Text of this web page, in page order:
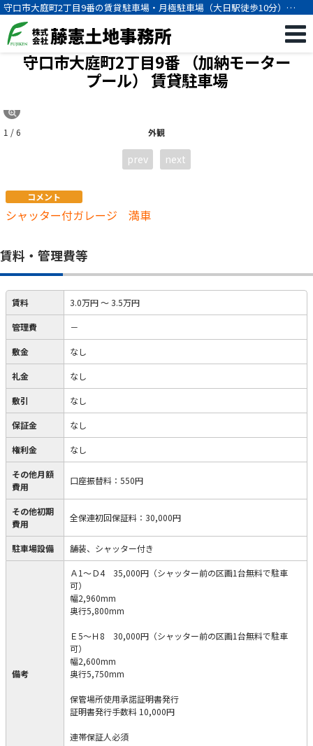
守口市大庭町2丁目9番の賃貸駐車場・月極駐車場（大日駅徒歩10分）
[23100]
守口市大庭町2丁目9番 （加納モーター
プール） 賃貸駐車場
外観
1 / 6
prev next
コメント
シャッター付ガレージ 満車
賃料・管理費等
賃料 3.0万円～3.5万円
管理費 －
敷金 なし
礼金 なし
敷引 なし
保証金 なし
権利金 なし
その他月額
費用
口座振替料 ： 550円
その他初期
費用
全保連初回保証料 ： 30,000円
駐車場設備 舗装、シャッター付き
備考
Ａ1～Ｄ4 35,000円（シャッター前の区画1台無料で駐車
可）
幅2,960mm
奥行5,800mm
Ｅ5～Ｈ8 30,000円（シャッター前の区画1台無料で駐車
可）
幅2,600mm
奥行5,750mm
保管場所使用承諾証明書発行
証明書発行手数料 10,000円
連帯保証人必須